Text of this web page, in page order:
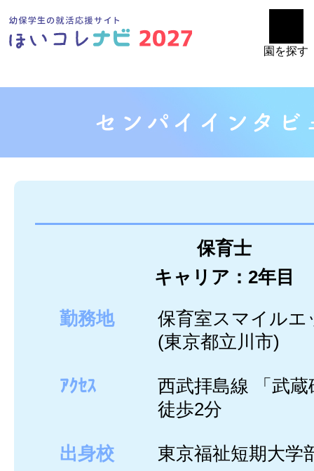
園を探す
保育士
キャリア：2年目
勤務地
保育室スマイルエ
(東京都立川市)
ｱｸｾｽ
西武拝島線 「武蔵
徒歩2分
出身校 東京福祉短期大学